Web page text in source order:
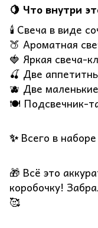
🍋 Что внутри
🕯️ Свеча в виде
🍑 Ароматная
🍓 Яркая свеча-
🍒 Две
🫐 Две
🍽️ Подсвечник-
✨ Всего в наборе
🎁 Всё это
коробочку!
🥰